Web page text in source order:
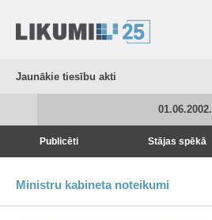
Jaunākie tiesību akti
01.06.2002.
Publicēti Stājas spēkā
Ministru kabineta noteikumi